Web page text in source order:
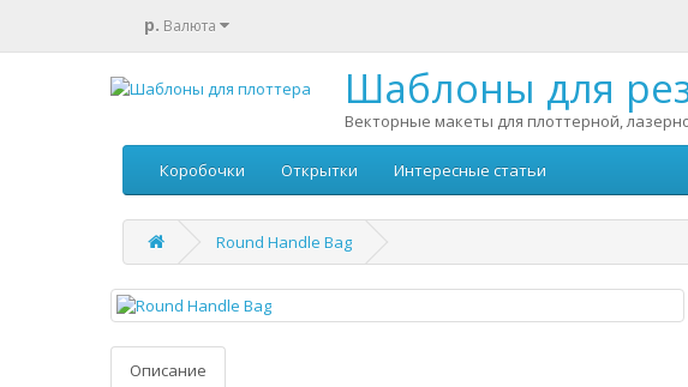
р. Валюта
Шаблоны для
Векторные макеты для плоттерной,
Коробочки Открытки Интересные статьи
Round Handle Bag
Описание